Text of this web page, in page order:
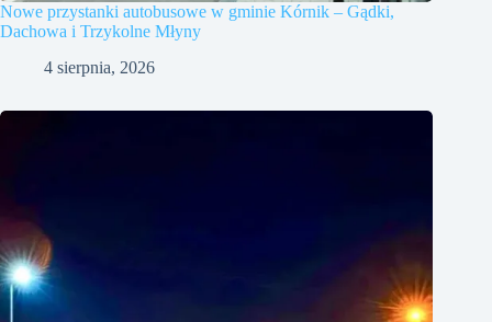
Nowe przystanki autobusowe w gminie Kórnik – Gądki,
Dachowa i Trzykolne Młyny
4 sierpnia, 2026